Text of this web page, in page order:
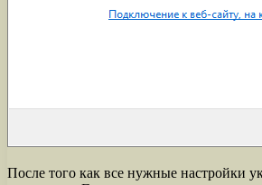
После того как все нужные настройки